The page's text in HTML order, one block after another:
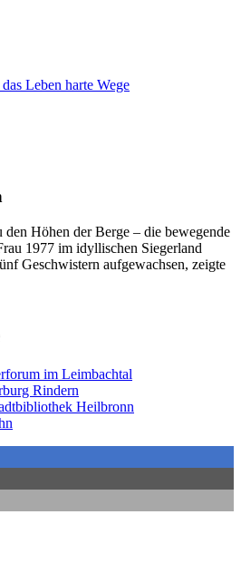
Leben harte Wege
Höhen der Berge – die bewegende
1977 im idyllischen Siegerland
Geschwistern aufgewachsen, zeigte
im Leimbachtal
Rindern
Heilbronn